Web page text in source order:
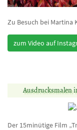
Ausdrucksmalen
Der 15minütige Film